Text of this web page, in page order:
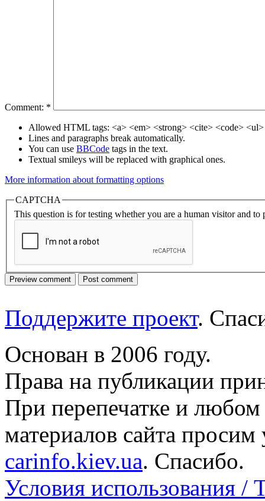
Comment: *
Allowed HTML tags: <a> <em> <strong> <cite> <code>
Lines and paragraphs break automatically.
You can use BBCode tags in the text.
Textual smileys will be replaced with graphical ones.
More information about formatting options
CAPTCHA
This question is for testing whether you are a human visitor and to
Поддержите проект.
Основан в 2006 году.
Права на публикации
При перепечатке и
материалов сайта просим
carinfo.kiev.ua. Спасибо.
Условия использования /